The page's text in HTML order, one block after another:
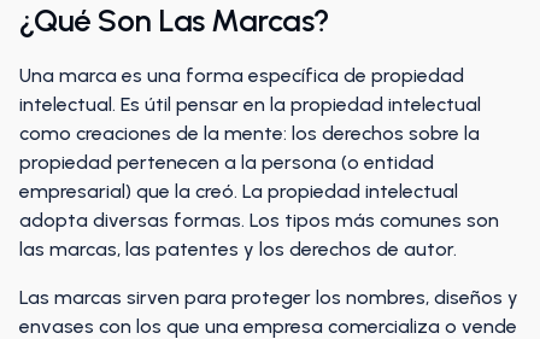
¿Qué Son Las Marcas?
Una marca es una forma específica de propiedad
intelectual. Es útil pensar en la propiedad intelectual
como creaciones de la mente: los derechos sobre la
propiedad pertenecen a la persona (o entidad
empresarial) que la creó. La propiedad intelectual
adopta diversas formas. Los tipos más comunes son
las marcas, las patentes y los derechos de autor.
Las marcas sirven para proteger los nombres, diseños y
envases con los que una empresa comercializa o vende